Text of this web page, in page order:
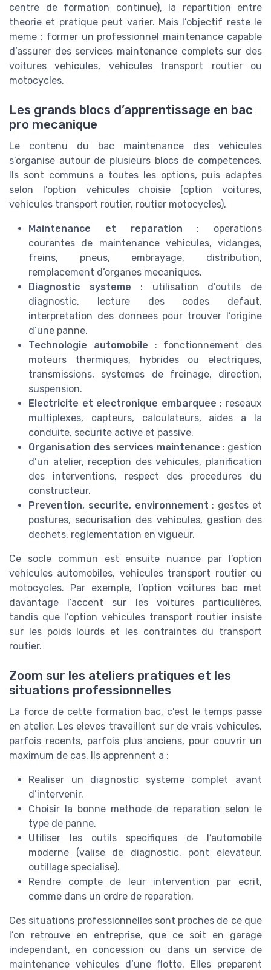
centre de formation continue), la repartition entre
theorie et pratique peut varier. Mais l’objectif reste le
meme : former un professionnel maintenance capable
d’assurer des services maintenance complets sur des
voitures vehicules, vehicules transport routier ou
motocycles.
Les grands blocs d’apprentissage en bac
pro mecanique
Le contenu du bac maintenance des vehicules
s’organise autour de plusieurs blocs de competences.
Ils sont communs a toutes les options, puis adaptes
selon l’option vehicules choisie (option voitures,
vehicules transport routier, routier motocycles).
Maintenance et reparation : operations
courantes de maintenance vehicules, vidanges,
freins, pneus, embrayage, distribution,
remplacement d’organes mecaniques.
Diagnostic systeme : utilisation d’outils de
diagnostic, lecture des codes defaut,
interpretation des donnees pour trouver l’origine
d’une panne.
Technologie automobile : fonctionnement des
moteurs thermiques, hybrides ou electriques,
transmissions, systemes de freinage, direction,
suspension.
Electricite et electronique embarquee : reseaux
multiplexes, capteurs, calculateurs, aides a la
conduite, securite active et passive.
Organisation des services maintenance : gestion
d’un atelier, reception des vehicules, planification
des interventions, respect des procedures du
constructeur.
Prevention, securite, environnement : gestes et
postures, securisation des vehicules, gestion des
dechets, reglementation en vigueur.
Ce socle commun est ensuite nuance par l’option
vehicules automobiles, vehicules transport routier ou
motocycles. Par exemple, l’option voitures bac met
davantage l’accent sur les voitures particulières,
tandis que l’option vehicules transport routier insiste
sur les poids lourds et les contraintes du transport
routier.
Zoom sur les ateliers pratiques et les
situations professionnelles
La force de cette formation bac, c’est le temps passe
en atelier. Les eleves travaillent sur de vrais vehicules,
parfois recents, parfois plus anciens, pour couvrir un
maximum de cas. Ils apprennent a :
Realiser un diagnostic systeme complet avant
d’intervenir.
Choisir la bonne methode de reparation selon le
type de panne.
Utiliser les outils specifiques de l’automobile
moderne (valise de diagnostic, pont elevateur,
outillage specialise).
Rendre compte de leur intervention par ecrit,
comme dans un ordre de reparation.
Ces situations professionnelles sont proches de ce que
l’on retrouve en entreprise, que ce soit en garage
independant, en concession ou dans un service de
maintenance vehicules d’une flotte. Elles preparent